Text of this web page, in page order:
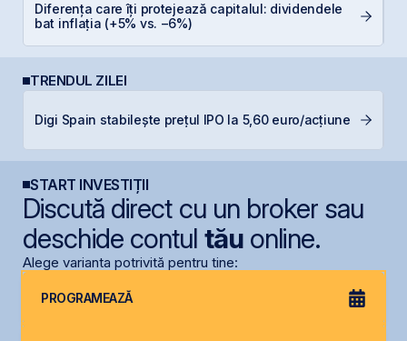
Diferența care îți protejează capitalul: dividendele
bat inflația (+5% vs. −6%)
TRENDUL ZILEI
Digi Spain stabilește prețul IPO la 5,60 euro/acțiune
START INVESTIȚII
Discută direct cu un broker sau
deschide contul tăuonline.
Alege varianta potrivită pentru tine:
PROGRAMEAZĂ